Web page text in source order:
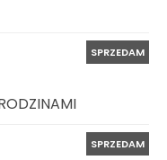
SPRZEDAM
SPRZEDAM